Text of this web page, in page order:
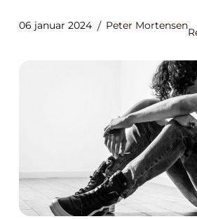
06 januar 2024 Peter Mortensen